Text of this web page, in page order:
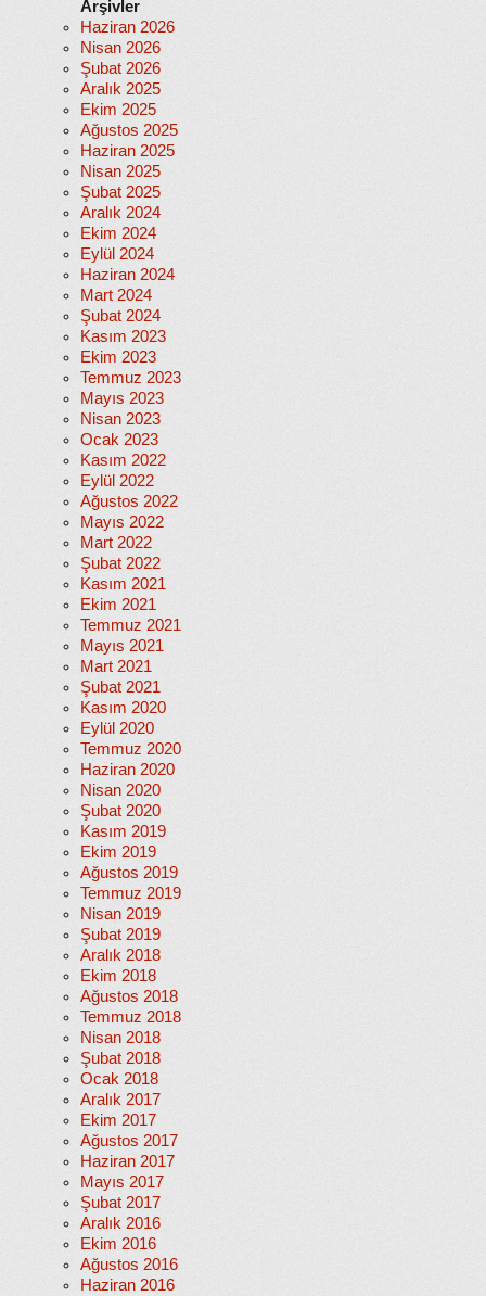
Arşivler
Haziran 2026
Nisan 2026
Şubat 2026
Aralık 2025
Ekim 2025
Ağustos 2025
Haziran 2025
Nisan 2025
Şubat 2025
Aralık 2024
Ekim 2024
Eylül 2024
Haziran 2024
Mart 2024
Şubat 2024
Kasım 2023
Ekim 2023
Temmuz 2023
Mayıs 2023
Nisan 2023
Ocak 2023
Kasım 2022
Eylül 2022
Ağustos 2022
Mayıs 2022
Mart 2022
Şubat 2022
Kasım 2021
Ekim 2021
Temmuz 2021
Mayıs 2021
Mart 2021
Şubat 2021
Kasım 2020
Eylül 2020
Temmuz 2020
Haziran 2020
Nisan 2020
Şubat 2020
Kasım 2019
Ekim 2019
Ağustos 2019
Temmuz 2019
Nisan 2019
Şubat 2019
Aralık 2018
Ekim 2018
Ağustos 2018
Temmuz 2018
Nisan 2018
Şubat 2018
Ocak 2018
Aralık 2017
Ekim 2017
Ağustos 2017
Haziran 2017
Mayıs 2017
Şubat 2017
Aralık 2016
Ekim 2016
Ağustos 2016
Haziran 2016